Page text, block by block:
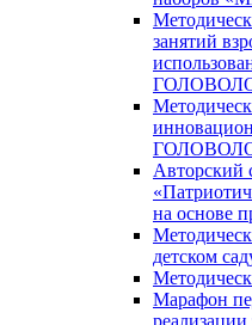
занятий
Авторский
на основе
детском
Марафон